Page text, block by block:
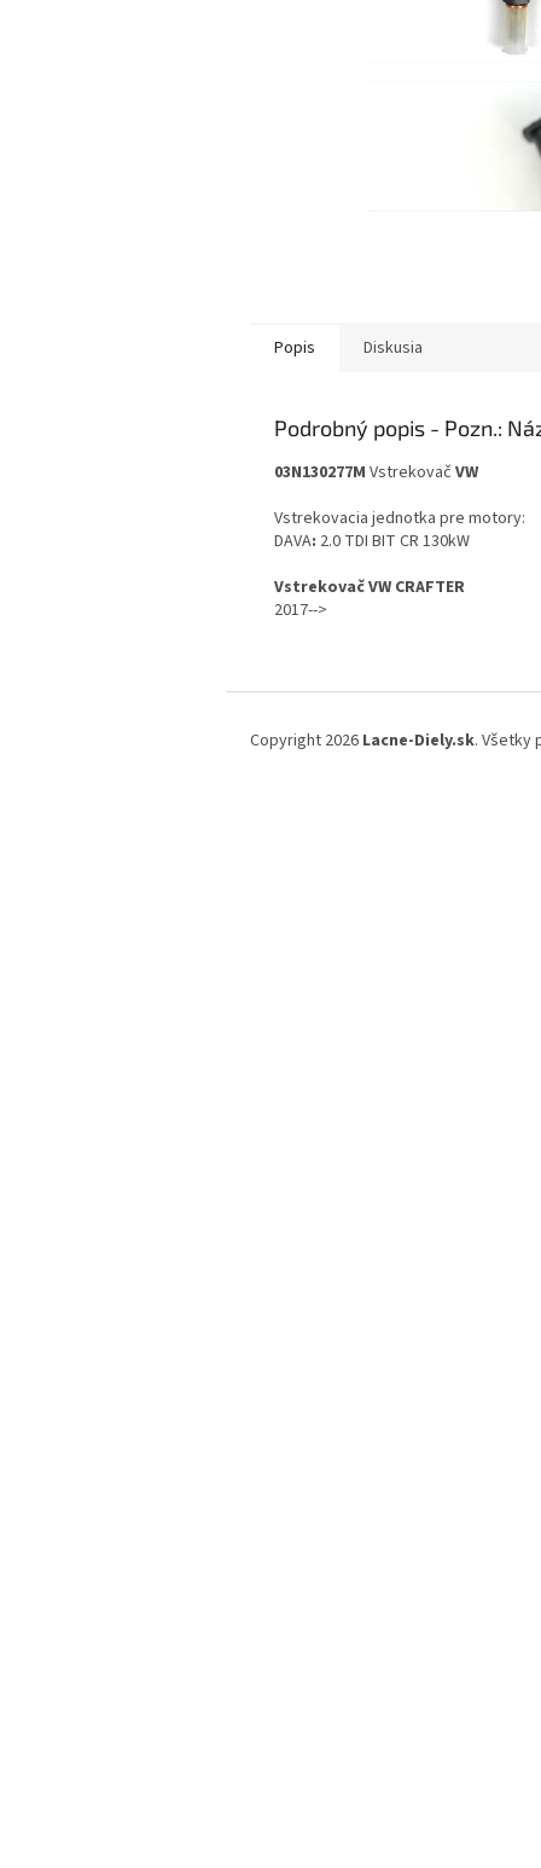
Popis Diskusia
Podrobný popis
03N130277M Vstrekovač VW
Vstrekovacia jednotka pre motory:
DAVA: 2.0 TDI BIT CR 130kW
VstrekovačVW CRAFTER
2017-->
Copyright 2026 Lacne-Diely.sk. Všetky